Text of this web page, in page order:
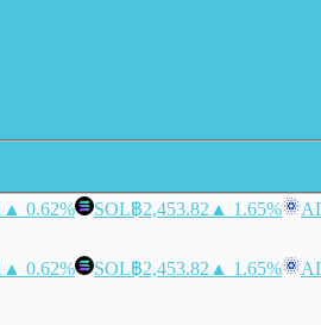
▲ 0.62% SOL฿2,453.82 ▲ 1.65%
▲ 0.62% SOL฿2,453.82 ▲ 1.65%